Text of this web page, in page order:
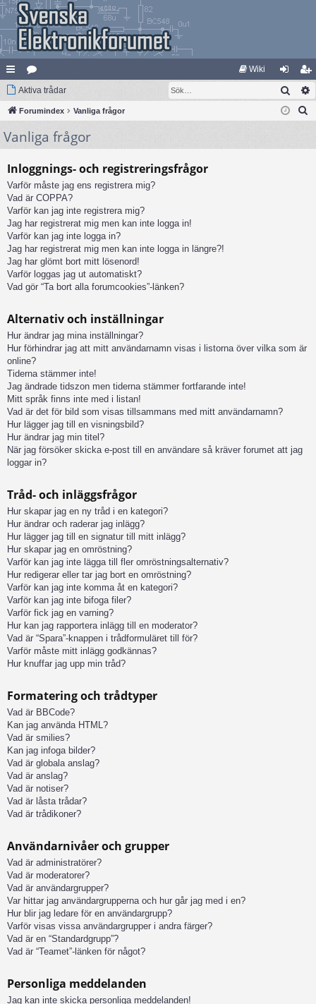
na
bb
lä
ar
at
eg
ori
Wiki
og
ga
li
m
Aktiva trådar Sök
Forumindex Vanliga frågor
Vanliga frågor
Inloggnings- och registreringsfrågor
Varför måste jag ens registrera mig?
Vad är COPPA?
Varför kan jag inte registrera mig?
Jag har registrerat mig men kan inte logga in!
Varför kan jag inte logga in?
Jag har registrerat mig men kan inte logga in längre?!
Jag har glömt bort mitt lösenord!
Varför loggas jag ut automatiskt?
Vad gör “Ta bort alla forumcookies”-länken?
Alternativ och inställningar
Hur ändrar jag mina inställningar?
Hur förhindrar jag att mitt användarnamn visas i listorna över vilka som är
online?
Tiderna stämmer inte!
Jag ändrade tidszon men tiderna stämmer fortfarande inte!
Mitt språk finns inte med i listan!
Vad är det för bild som visas tillsammans med mitt användarnamn?
Hur lägger jag till en visningsbild?
Hur ändrar jag min titel?
När jag försöker skicka e-post till en användare så kräver forumet att jag
loggar in?
Tråd- och inläggsfrågor
Hur skapar jag en ny tråd i en kategori?
Hur ändrar och raderar jag inlägg?
Hur lägger jag till en signatur till mitt inlägg?
Hur skapar jag en omröstning?
Varför kan jag inte lägga till fler omröstningsalternativ?
Hur redigerar eller tar jag bort en omröstning?
Varför kan jag inte komma åt en kategori?
Varför kan jag inte bifoga filer?
Varför fick jag en varning?
Hur kan jag rapportera inlägg till en moderator?
Vad är “Spara”-knappen i trådformuläret till för?
Varför måste mitt inlägg godkännas?
Hur knuffar jag upp min tråd?
Formatering och trådtyper
Vad är BBCode?
Kan jag använda HTML?
Vad är smilies?
Kan jag infoga bilder?
Vad är globala anslag?
Vad är anslag?
Vad är notiser?
Vad är låsta trådar?
Vad är trådikoner?
Användarnivåer och grupper
Vad är administratörer?
Vad är moderatorer?
Vad är användargrupper?
Var hittar jag användargrupperna och hur går jag med i en?
Hur blir jag ledare för en användargrupp?
Varför visas vissa användargrupper i andra färger?
Vad är en “Standardgrupp”?
Vad är “Teamet”-länken för något?
Personliga meddelanden
Jag kan inte skicka personliga meddelanden!